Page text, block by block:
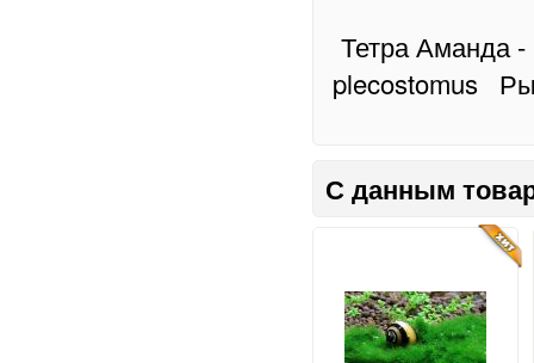
Тетра Аманда
plecostomus
С данным